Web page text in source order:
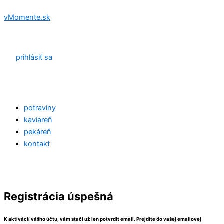
na
vMomente.sk
prihlásiť sa
Menu
potraviny
kaviareň
pekáreň
kontakt
Registrácia úspešná
K aktivácií vášho účtu, vám stačí už len potvrdiť email. Prejdite do vašej emailovej